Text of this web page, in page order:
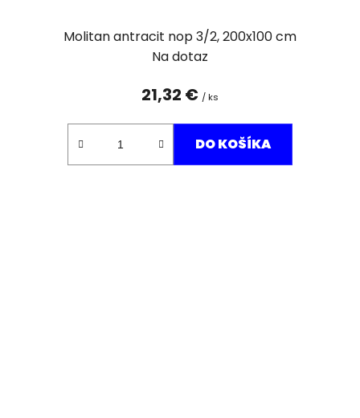
Molitan antracit nop 3/2, 200x100 cm
Na dotaz
21,32 € / ks
DO KOŠÍKA